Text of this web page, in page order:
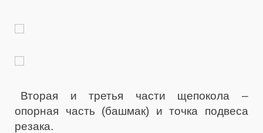
Вторая и третья части щепокола –
опорная часть (башмак) и точка подвеса
резака.